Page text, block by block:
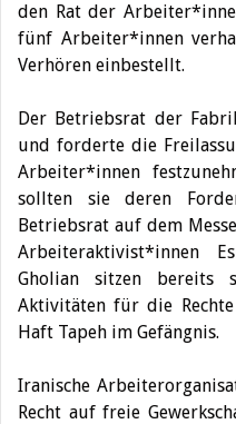
den Rat der
fünf Arbeiter*innen
Verhören einbestellt.
Der Betriebsrat der
und forderte die
Arbeiter*innen
sollten sie deren
Betriebsrat auf dem
Arbeiteraktivist*innen
Gholian sitzen bereits
Aktivitäten für die
Haft Tapeh im Gefängnis.
Iranische
Recht auf freie